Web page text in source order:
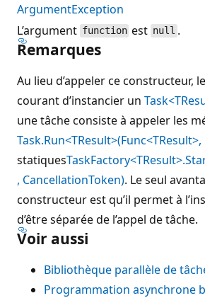
ArgumentException
L’argument function est null .
Remarques
Au lieu d’appeler ce constructeur,
courant d’instancier un
une tâche consiste à appeler les
statiques
, CancellationToken). Le seul
constructeur est qu’il permet à
d’être séparée de l’appel de tâche.
Voir aussi
Bibliothèque parallèle de
Programmation asynchrone